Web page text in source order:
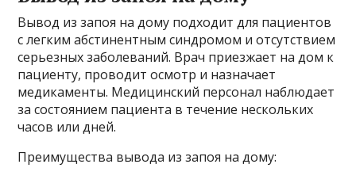
Вывод из запоя на дому подходит для пациентов
с легким абстинентным синдромом и отсутствием
серьезных заболеваний. Врач приезжает на дом к
пациенту, проводит осмотр и назначает
медикаменты. Медицинский персонал наблюдает
за состоянием пациента в течение нескольких
часов или дней.
Преимущества вывода из запоя на дому: